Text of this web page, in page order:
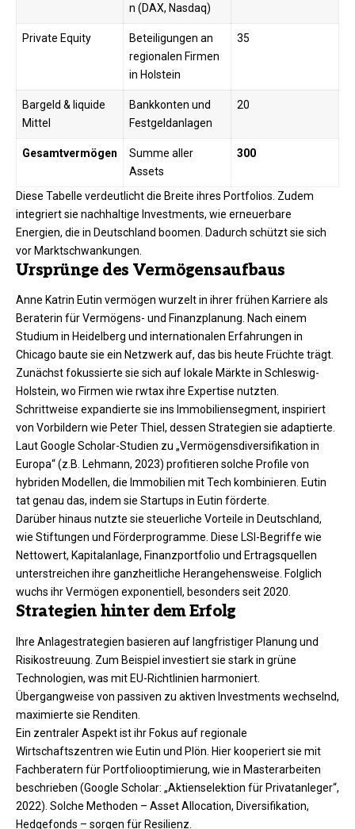
n (DAX, Nasdaq)
Private Equity
Beteiligungen an
regionalen Firmen
in Holstein
35
Bargeld & liquide
Mittel
Bankkonten und
Festgeldanlagen
20
Gesamtvermögen
Summe aller
Assets
300
Diese Tabelle verdeutlicht die Breite ihres Portfolios. Zudem
integriert sie nachhaltige Investments, wie erneuerbare
Energien, die in Deutschland boomen. Dadurch schützt sie sich
vor Marktschwankungen.
Ursprünge des Vermögensaufbaus
Anne Katrin Eutin vermögen wurzelt in ihrer frühen Karriere als
Beraterin für Vermögens- und Finanzplanung. Nach einem
Studium in Heidelberg und internationalen Erfahrungen in
Chicago baute sie ein Netzwerk auf, das bis heute Früchte trägt.
Zunächst fokussierte sie sich auf lokale Märkte in Schleswig-
Holstein, wo Firmen wie rwtax ihre Expertise nutzten.​
Schrittweise expandierte sie ins Immobiliensegment, inspiriert
von Vorbildern wie Peter Thiel, dessen Strategien sie adaptierte.
Laut Google Scholar-Studien zu „Vermögensdiversifikation in
Europa“ (z.B. Lehmann, 2023) profitieren solche Profile von
hybriden Modellen, die Immobilien mit Tech kombinieren. Eutin
tat genau das, indem sie Startups in Eutin förderte.
Darüber hinaus nutzte sie steuerliche Vorteile in Deutschland,
wie Stiftungen und Förderprogramme. Diese LSI-Begriffe wie
Nettowert, Kapitalanlage, Finanzportfolio und Ertragsquellen
unterstreichen ihre ganzheitliche Herangehensweise. Folglich
wuchs ihr Vermögen exponentiell, besonders seit 2020.
Strategien hinter dem Erfolg
Ihre Anlagestrategien basieren auf langfristiger Planung und
Risikostreuung. Zum Beispiel investiert sie stark in grüne
Technologien, was mit EU-Richtlinien harmoniert.
Übergangweise von passiven zu aktiven Investments wechselnd,
maximierte sie Renditen.​
Ein zentraler Aspekt ist ihr Fokus auf regionale
Wirtschaftszentren wie Eutin und Plön. Hier kooperiert sie mit
Fachberatern für Portfoliooptimierung, wie in Masterarbeiten
beschrieben (Google Scholar: „Aktienselektion für Privatanleger“,
2022). Solche Methoden – Asset Allocation, Diversifikation,
Hedgefonds – sorgen für Resilienz.